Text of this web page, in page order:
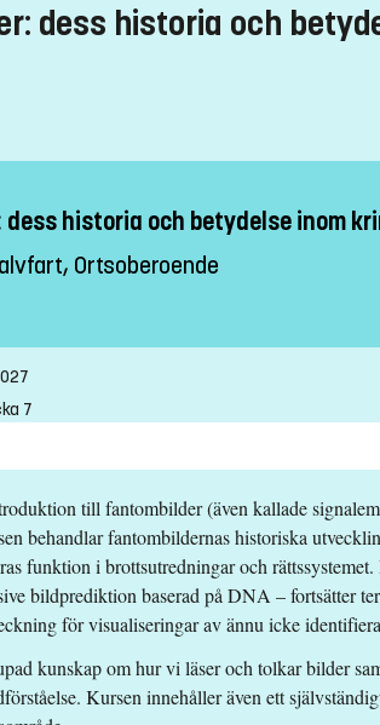
dess historia och
dess historia och betydelse inom
Ortsoberoende
7
:Blandad undervisningstid
tillfällen:0
:Svenska
LIU-4Z185
till fantombilder (även kallade
behandlar fantombildernas historiska
funktion i brottsutredningar och
bildprediktion baserad på DNA – fortsätter
för visualiseringar av ännu icke
kunskap om hur vi läser och tolkar bilder
Kursen innehåller även ett